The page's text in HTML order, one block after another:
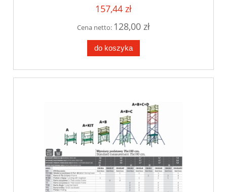
157,44 zł
Cena netto: 128,00 zł
do koszyka